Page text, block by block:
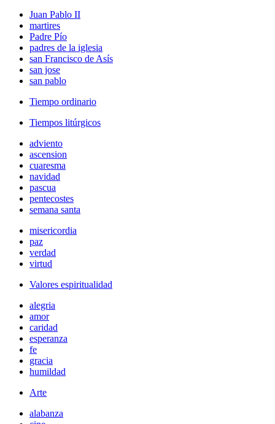
Juan Pablo II
martires
Padre Pío
padres de la iglesia
san Francisco de Asís
san jose
san pablo
Tiempo ordinario
Tiempos litúrgicos
adviento
ascension
cuaresma
navidad
pascua
pentecostes
semana santa
misericordia
paz
verdad
virtud
Valores espiritualidad
alegria
amor
caridad
esperanza
fe
gracia
humildad
Arte
alabanza